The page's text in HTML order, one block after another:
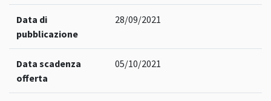
Data di
pubblicazione
28/09/2021
Data scadenza
offerta
05/10/2021